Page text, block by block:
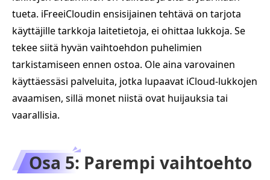
tueta. iFreeiCloudin ensisijainen tehtävä on tarjota
käyttäjille tarkkoja laitetietoja, ei ohittaa lukkoja. Se
tekee siitä hyvän vaihtoehdon puhelimien
tarkistamiseen ennen ostoa. Ole aina varovainen
käyttäessäsi palveluita, jotka lupaavat iCloud-lukkojen
avaamisen, sillä monet niistä ovat huijauksia tai
vaarallisia.
Osa 5: Parempi vaihtoehto